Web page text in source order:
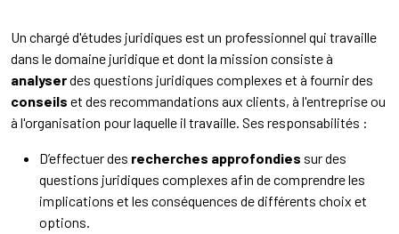
Un chargé d'études juridiques est un professionnel qui travaille
dans le domaine juridique et dont la mission consiste à
analyserdes questions juridiques complexes et à fournir des
conseils et des recommandations aux clients, à l'entreprise ou
à l'organisation pour laquelle il travaille. Ses responsabilités :
D’effectuer des recherches approfondies sur des
questions juridiques complexes afin de comprendre les
implications et les conséquences de différents choix et
options.